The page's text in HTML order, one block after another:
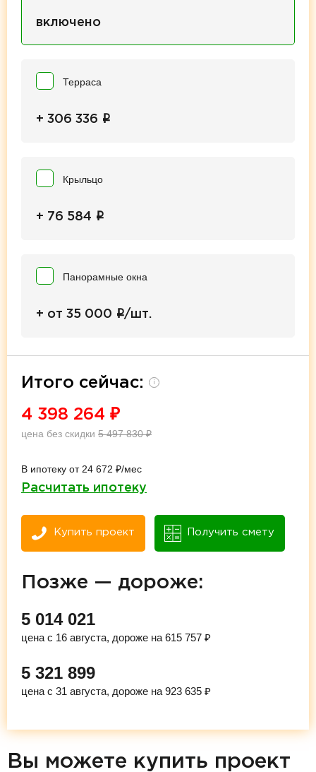
включено
Терраса
+ 306 336 i
Крыльцо
+ 76 584 i
Панорамные окна
+ от 35 000 i/шт.
Итого сейчас: i
4 398 264 ₽
цена без скидки 5 497 830₽
В ипотеку от 24 672 ₽/мес
Расчитать ипотеку
Купить проект Получить смету
Позже — дороже:
5 014 021
цена с 16 августа, дороже на 615 757 ₽
5 321 899
цена с 31 августа, дороже на 923 635 ₽
Вы можете купить проект